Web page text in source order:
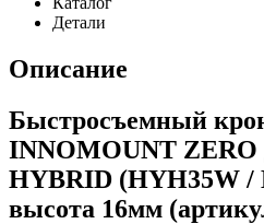
Детали
Описание
Быстросъемный
INNOMOUNT
HYBRID (HYH35W
высота 16мм